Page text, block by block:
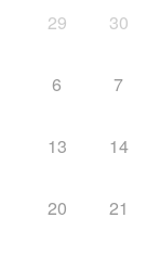
29 30
6 7
13 14
20 21